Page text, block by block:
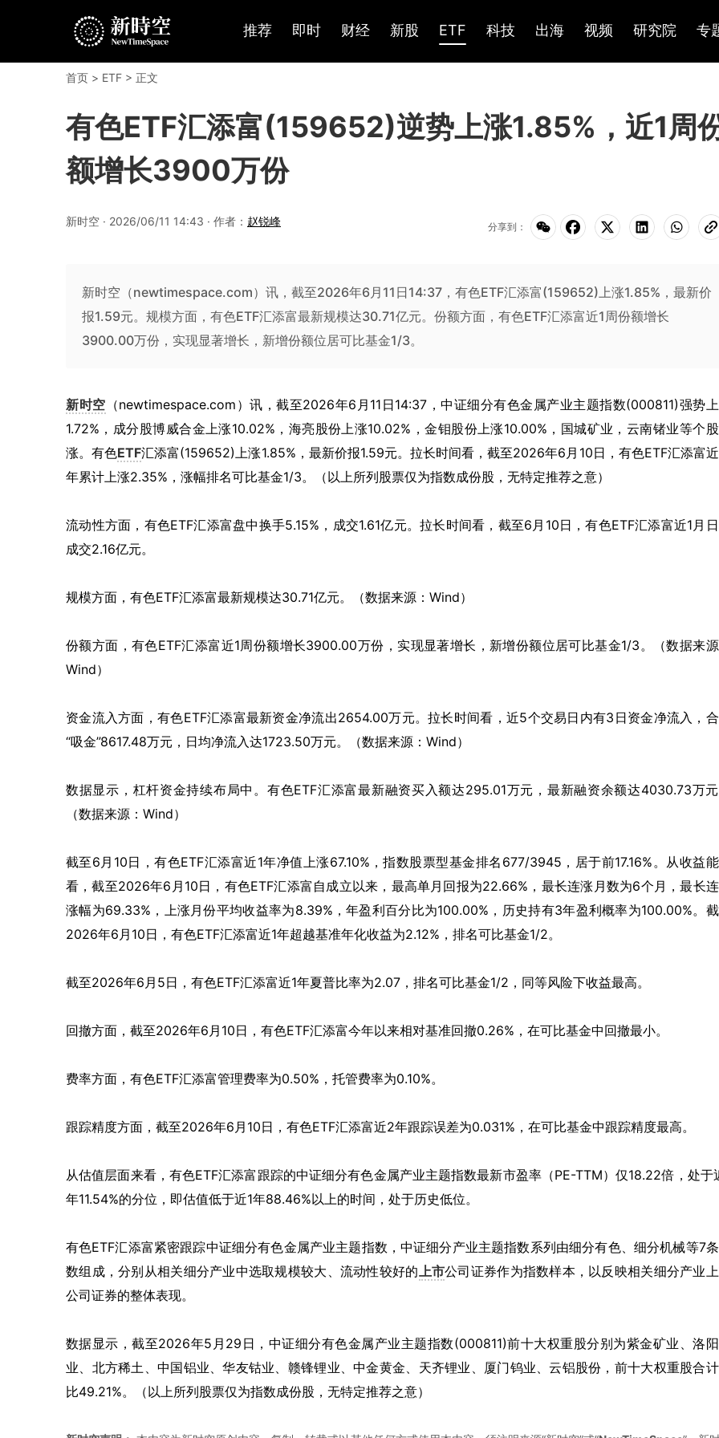
推荐 即时 财经 新股 ETF 科技 出海 视频 研究院 专
首页 > ETF > 正文
有色ETF汇添富(159652)逆势上涨1.85%，近1周
额增长3900万份
新时空 · 2026/06/11 14:43 · 作者： 赵锐峰 分享到：
新时空（newtimespace.com）讯，截至2026年6月11日14:37，有色ETF汇添富(159652)上涨1.85%，最新价
报1.59元。规模方面，有色ETF汇添富最新规模达30.71亿元。份额方面，有色ETF汇添富近1周份额增长
3900.00万份，实现显著增长，新增份额位居可比基金1/3。
新时空 （newtimespace.com）讯，截至2026年6月11日14:37，中证细分有色金属产业主题指数(000811)强势
1.72%，成分股博威合金上涨10.02%，海亮股份上涨10.02%，金钼股份上涨10.00%，国城矿业，云南锗业等个
涨。有色ETF汇添富(159652)上涨1.85%，最新价报1.59元。拉长时间看，截至2026年6月10日，有色ETF汇添富
年累计上涨2.35%，涨幅排名可比基金1/3。（以上所列股票仅为指数成份股，无特定推荐之意）
流动性方面，有色ETF汇添富盘中换手5.15%，成交1.61亿元。拉长时间看，截至6月10日，有色ETF汇添富近1月
成交2.16亿元。
规模方面，有色ETF汇添富最新规模达30.71亿元。（数据来源：Wind）
份额方面，有色ETF汇添富近1周份额增长3900.00万份，实现显著增长，新增份额位居可比基金1/3。（数据来源
Wind）
资金流入方面，有色ETF汇添富最新资金净流出2654.00万元。拉长时间看，近5个交易日内有3日资金净流入，
“吸金”8617.48万元，日均净流入达1723.50万元。（数据来源：Wind）
数据显示，杠杆资金持续布局中。有色ETF汇添富最新融资买入额达295.01万元，最新融资余额达4030.73万元
（数据来源：Wind）
截至6月10日，有色ETF汇添富近1年净值上涨67.10%，指数股票型基金排名677/3945，居于前17.16%。从收益
看，截至2026年6月10日，有色ETF汇添富自成立以来，最高单月回报为22.66%，最长连涨月数为6个月，最长
涨幅为69.33%，上涨月份平均收益率为8.39%，年盈利百分比为100.00%，历史持有3年盈利概率为100.00%。
2026年6月10日，有色ETF汇添富近1年超越基准年化收益为2.12%，排名可比基金1/2。
截至2026年6月5日，有色ETF汇添富近1年夏普比率为2.07，排名可比基金1/2，同等风险下收益最高。
回撤方面，截至2026年6月10日，有色ETF汇添富今年以来相对基准回撤0.26%，在可比基金中回撤最小。
费率方面，有色ETF汇添富管理费率为0.50%，托管费率为0.10%。
跟踪精度方面，截至2026年6月10日，有色ETF汇添富近2年跟踪误差为0.031%，在可比基金中跟踪精度最高。
从估值层面来看，有色ETF汇添富跟踪的中证细分有色金属产业主题指数最新市盈率（PE-TTM）仅18.22倍，处于
年11.54%的分位，即估值低于近1年88.46%以上的时间，处于历史低位。
有色ETF汇添富紧密跟踪中证细分有色金属产业主题指数，中证细分产业主题指数系列由细分有色、细分机械等7
数组成，分别从相关细分产业中选取规模较大、流动性较好的上市公司证券作为指数样本，以反映相关细分产业
公司证券的整体表现。
数据显示，截至2026年5月29日，中证细分有色金属产业主题指数(000811)前十大权重股分别为紫金矿业、洛
业、北方稀土、中国铝业、华友钴业、赣锋锂业、中金黄金、天齐锂业、厦门钨业、云铝股份，前十大权重股合
比49.21%。（以上所列股票仅为指数成份股，无特定推荐之意）